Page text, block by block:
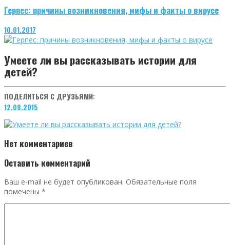
Герпес: причины возникновения, мифы и факты о вирусе
10.01.2017
Умеете ли вы рассказывать истории для
детей?
ПОДЕЛИТЬСЯ С ДРУЗЬЯМИ:
12.08.2015
Нет комментариев
Оставить комментарий
Ваш e-mail не будет опубликован. Обязательные поля
помечены *